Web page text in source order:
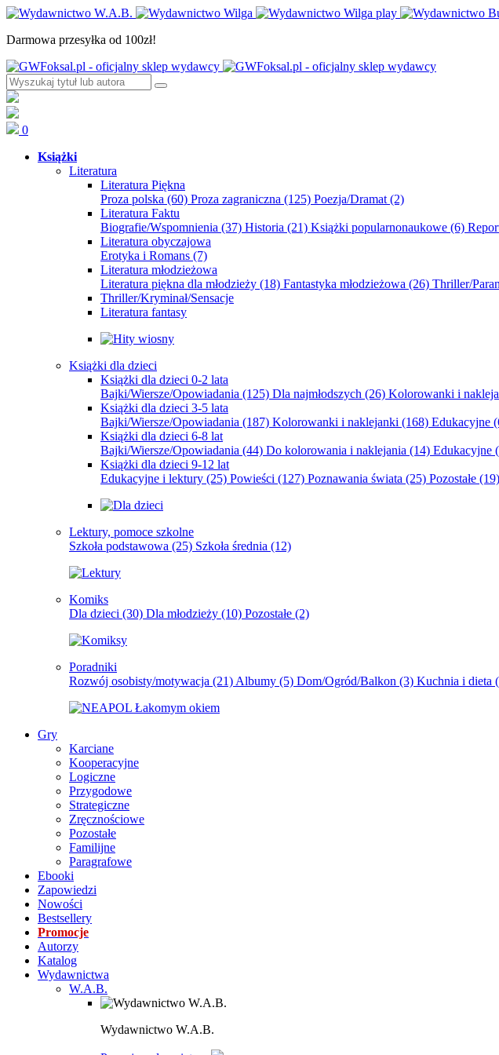
Darmowa przesyłka od 100zł!
0
Książki
Literatura
Literatura Piękna
Proza polska (60) Proza zagraniczna (125) Poezja/Dramat (2)
Literatura Faktu
Biografie/Wspomnienia (37) Historia (21) Książki popularnonaukowe (6)
Literatura obyczajowa
Erotyka i Romans (7)
Literatura młodzieżowa
Literatura piękna dla młodzieży (18) Fantastyka młodzieżowa (26) Thriller/
Thriller/Kryminał/Sensacje
Literatura fantasy
Książki dla dzieci
Książki dla dzieci 0-2 lata
Bajki/Wiersze/Opowiadania (125) Dla najmłodszych (26) Kolorowanki i
Książki dla dzieci 3-5 lata
Bajki/Wiersze/Opowiadania (187) Kolorowanki i naklejanki (168) Edukacyjne
Książki dla dzieci 6-8 lat
Bajki/Wiersze/Opowiadania (44) Do kolorowania i naklejania (14) Edukacyjne
Książki dla dzieci 9-12 lat
Edukacyjne i lektury (25) Powieści (127) Poznawania świata (25) Pozostałe (19)
Lektury, pomoce szkolne
Szkoła podstawowa (25) Szkoła średnia (12)
Komiks
Dla dzieci (30) Dla młodzieży (10) Pozostałe (2)
Poradniki
Rozwój osobisty/motywacja (21) Albumy (5) Dom/Ogród/Balkon (3) Kuchnia i dieta
Gry
Karciane
Kooperacyjne
Logiczne
Przygodowe
Strategiczne
Zręcznościowe
Pozostałe
Familijne
Paragrafowe
Ebooki
Zapowiedzi
Nowości
Bestsellery
Promocje
Autorzy
Katalog
Wydawnictwa
W.A.B.
Wydawnictwo W.A.B.